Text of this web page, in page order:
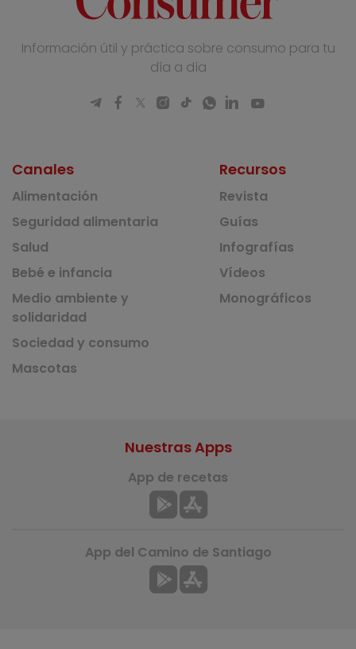
Información útil y práctica sobre consumo para tu
día a día
Canales
Alimentación
Seguridad alimentaria
Salud
Bebé e infancia
Medio ambiente y
solidaridad
Sociedad y consumo
Mascotas
Recursos
Revista
Guías
Infografías
Vídeos
Monográficos
Nuestras Apps
App de recetas
App del Camino de Santiago